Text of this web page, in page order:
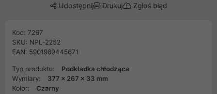
Udostępnij Drukuj Zgłoś błąd
Kod: 7267
SKU: NPL-2252
EAN: 5901969445671
Typ produktu:
Podkładka chłodząca
Wymiary:
377 x 267 x 33 mm
Kolor:
Czarny